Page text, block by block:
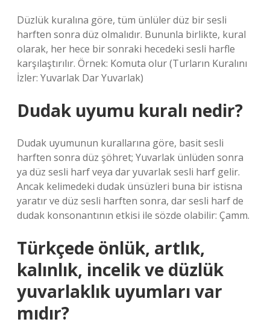
Düzlük kuralına göre, tüm ünlüler düz bir sesli
harften sonra düz olmalıdır. Bununla birlikte, kural
olarak, her hece bir sonraki hecedeki sesli harfle
karşılaştırılır. Örnek: Komuta olur (Turların Kuralını
İzler: Yuvarlak Dar Yuvarlak)
Dudak uyumu kuralı nedir?
Dudak uyumunun kurallarına göre, basit sesli
harften sonra düz şöhret; Yuvarlak ünlüden sonra
ya düz sesli harf veya dar yuvarlak sesli harf gelir.
Ancak kelimedeki dudak ünsüzleri buna bir istisna
yaratır ve düz sesli harften sonra, dar sesli harf de
dudak konsonantının etkisi ile sözde olabilir: Çamm.
Türkçede önlük, artlık,
kalınlık, incelik ve düzlük
yuvarlaklık uyumları var
mıdır?